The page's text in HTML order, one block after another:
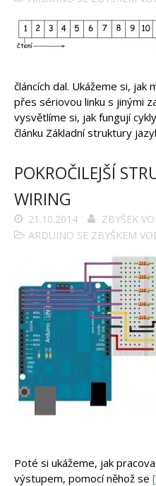
článcích dal. Ukážeme si, jak
přes sériovou linku s jinými
vysvětlíme si, jak fungují
článku Základní struktury
POKROČILEJŠÍ
WIRING
21.10.2014
ZBYŠEK
ARDUINO SE ZBYŠKEM
Poté si ukážeme, jak
výstupem, pomocí něhož se